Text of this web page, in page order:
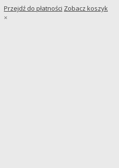
Przejdź do płatności Zobacz koszyk
×